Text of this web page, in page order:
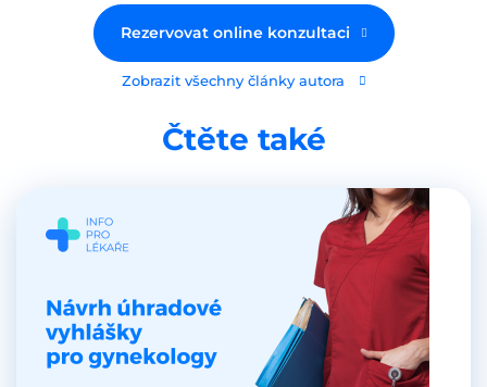
Rezervovat online konzultaci
Zobrazit všechny články autora
Čtěte také